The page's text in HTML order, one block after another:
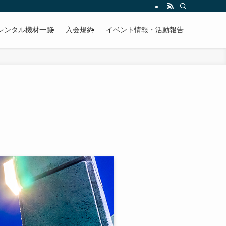
ンタル機材一覧 入会規約 イベント情報・活動報告